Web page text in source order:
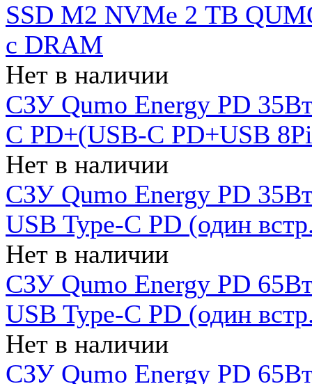
SSD M2 NVMe 2 ТB
c DRAM
Нет в наличии
СЗУ Qumo Energy PD
C PD+(USB-C PD+USB
Нет в наличии
СЗУ Qumo Energy PD
USB Type-C PD (один
Нет в наличии
СЗУ Qumo Energy PD
USB Type-C PD (один
Нет в наличии
СЗУ Qumo Energy PD